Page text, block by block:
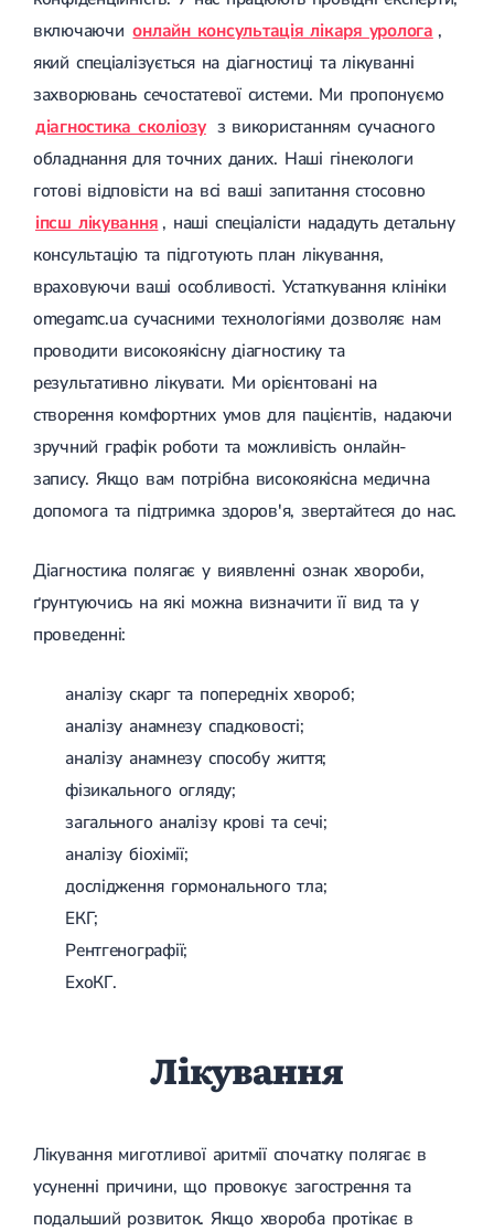
включаючи онлайн консультація лікаря уролога ,
який спеціалізується на діагностиці та лікуванні
захворювань сечостатевої системи. Ми пропонуємо
діагностика сколіозу з використанням сучасного
обладнання для точних даних. Наші гінекологи
готові відповісти на всі ваші запитання стосовно
іпсш лікування , наші спеціалісти нададуть детальну
консультацію та підготують план лікування,
враховуючи ваші особливості. Устаткування клініки
omegamc.ua сучасними технологіями дозволяє нам
проводити високоякісну діагностику та
результативно лікувати. Ми орієнтовані на
створення комфортних умов для пацієнтів, надаючи
зручний графік роботи та можливість онлайн-
запису. Якщо вам потрібна високоякісна медична
допомога та підтримка здоров'я, звертайтеся до нас.
Діагностика полягає у виявленні ознак хвороби,
ґрунтуючись на які можна визначити її вид та у
проведенні:
аналізу скарг та попередніх хвороб;
аналізу анамнезу спадковості;
аналізу анамнезу способу життя;
фізикального огляду;
загального аналізу крові та сечі;
аналізу біохімії;
дослідження гормонального тла;
ЕКГ;
Рентгенографії;
ЕхоКГ.
Лікування
Лікування миготливої ​​аритмії спочатку полягає в
усуненні причини, що провокує загострення та
подальший розвиток. Якщо хвороба протікає в